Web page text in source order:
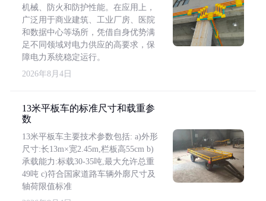
机械、防火和防护性能。在应用上，
广泛用于商业建筑、工业厂房、医院
和数据中心等场所，凭借自身优势满
足不同领域对电力供应的高要求，保
障电力系统稳定运行。
2026年8月4日
13米平板车的标准尺寸和载重参
数
13米平板车主要技术参数包括: a)外形
尺寸:长13m×宽2.45m,栏板高55cm b)
承载能力:标载30-35吨,最大允许总重
49吨 c)符合国家道路车辆外廓尺寸及
轴荷限值标准